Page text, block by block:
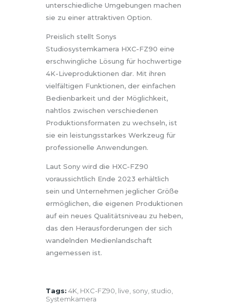
unterschiedliche Umgebungen machen
sie zu einer attraktiven Option.
Preislich stellt Sonys
Studiosystemkamera HXC-FZ90 eine
erschwingliche Lösung für hochwertige
4K-Liveproduktionen dar. Mit ihren
vielfältigen Funktionen, der einfachen
Bedienbarkeit und der Möglichkeit,
nahtlos zwischen verschiedenen
Produktionsformaten zu wechseln, ist
sie ein leistungsstarkes Werkzeug für
professionelle Anwendungen.
Laut Sony wird die HXC-FZ90
voraussichtlich Ende 2023 erhältlich
sein und Unternehmen jeglicher Größe
ermöglichen, die eigenen Produktionen
auf ein neues Qualitätsniveau zu heben,
das den Herausforderungen der sich
wandelnden Medienlandschaft
angemessen ist.
Tags: 4K, HXC-FZ90, live, sony, studio,
Systemkamera